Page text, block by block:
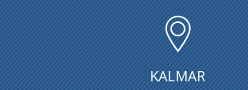
KALMAR